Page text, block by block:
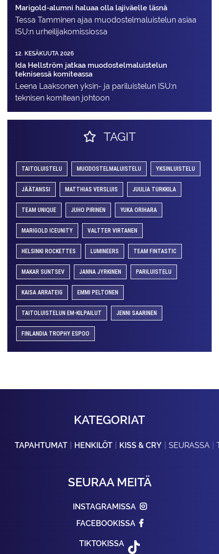
Marigold-alumni haluaa olla lajiväelle läsnä
Tessa Tamminen ajaa muodostelma­luistelun asiaa
ISU:n urheilija­komissiossa
12. KESÄKUUTA 2026
Ida Hellström jatkaa muodostelmaluistelun
teknisessä komiteassa
Leena Laaksonen yksin- ja pariluistelun ISU:n
teknisen komitean johtoon
TAGIT
TAITOLUISTELU MUODOSTELMALUISTELU YKSINLUISTELU
JÄÄTANSSI MATTHIAS VERSLUIS JUULIA TURKKILA
TEAM UNIQUE JUHO PIRINEN YUKA ORIHARA
MARIGOLD ICEUNITY VALTTER VIRTANEN
HELSINKI ROCKETTES LUMINEERS TEAM FINTASTIC
MAKAR SUNTSEV JANNA JYRKINEN PARILUISTELU
KAISA ARRATEIG EMMI PELTONEN
TAITOLUISTELUN EM-KILPAILUT JENNI SAARINEN
FINLANDIA TROPHY ESPOO
KATEGORIAT
TAPAHTUMAT HENKILÖT KISS & CRY SEURASSA
SEURAA MEITÄ
INSTAGRAMISSA
FACEBOOKISSA
TIKTOKISSA